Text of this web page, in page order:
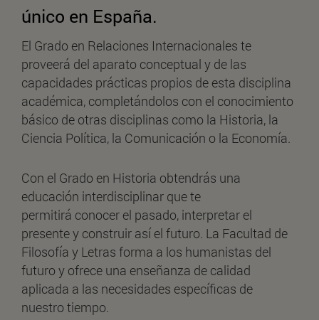
único en España.
El Grado en Relaciones Internacionales te
proveerá del aparato conceptual y de las
capacidades prácticas propios de esta disciplina
académica, completándolos con el conocimiento
básico de otras disciplinas como la Historia, la
Ciencia Política, la Comunicación o la Economía.
Con el Grado en Historia obtendrás una
educación interdisciplinar que te
permitirá conocer el pasado, interpretar el
presente y construir así el futuro. La Facultad de
Filosofía y Letras forma a los humanistas del
futuro y ofrece una enseñanza de calidad
aplicada a las necesidades específicas de
nuestro tiempo.